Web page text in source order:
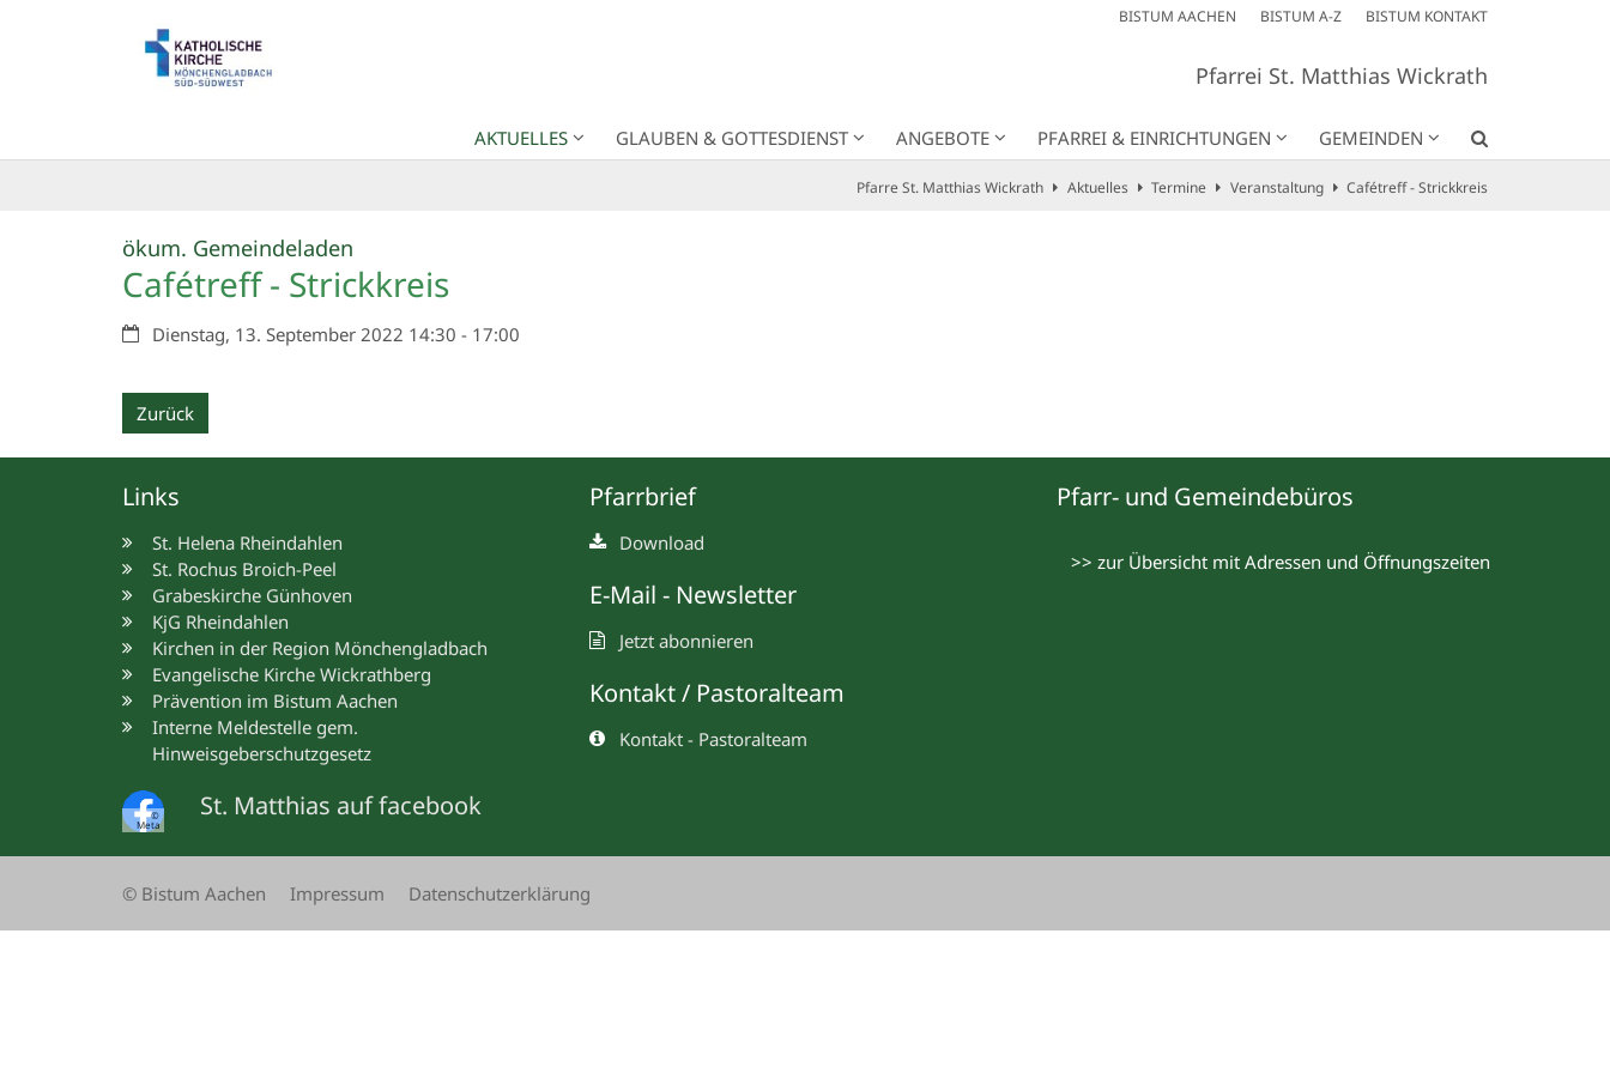
BISTUM AACHEN BISTUM A-Z BISTUM KONTAKT
Pfarrei St. Matthias Wickrath
AKTUELLES GLAUBEN & GOTTESDIENST ANGEBOTE PFARREI & EINRICHTUNGEN GEMEINDEN
Pfarre St. Matthias Wickrath Aktuelles Termine Veranstaltung Cafétreff - Strickkreis
ökum. Gemeindeladen
Cafétreff - Strickkreis
Datum:Dienstag, 13. September 2022 14:30 - 17:00
Zurück
Links
St. Helena Rheindahlen
St. Rochus Broich-Peel
Grabeskirche Günhoven
KjG Rheindahlen
Kirchen in der Region Mönchengladbach
Evangelische Kirche Wickrathberg
Prävention im Bistum Aachen
Interne Meldestelle gem.
Hinweisgeberschutzgesetz
©
Meta
St. Matthias auf facebook
Pfarrbrief
Download
E-Mail - Newsletter
Jetzt abonnieren
Kontakt / Pastoralteam
Kontakt - Pastoralteam
Pfarr- und Gemeindebüros
>> zur Übersicht mit Adressen und Öffnungszeiten
© Bistum Aachen Impressum Datenschutzerklärung